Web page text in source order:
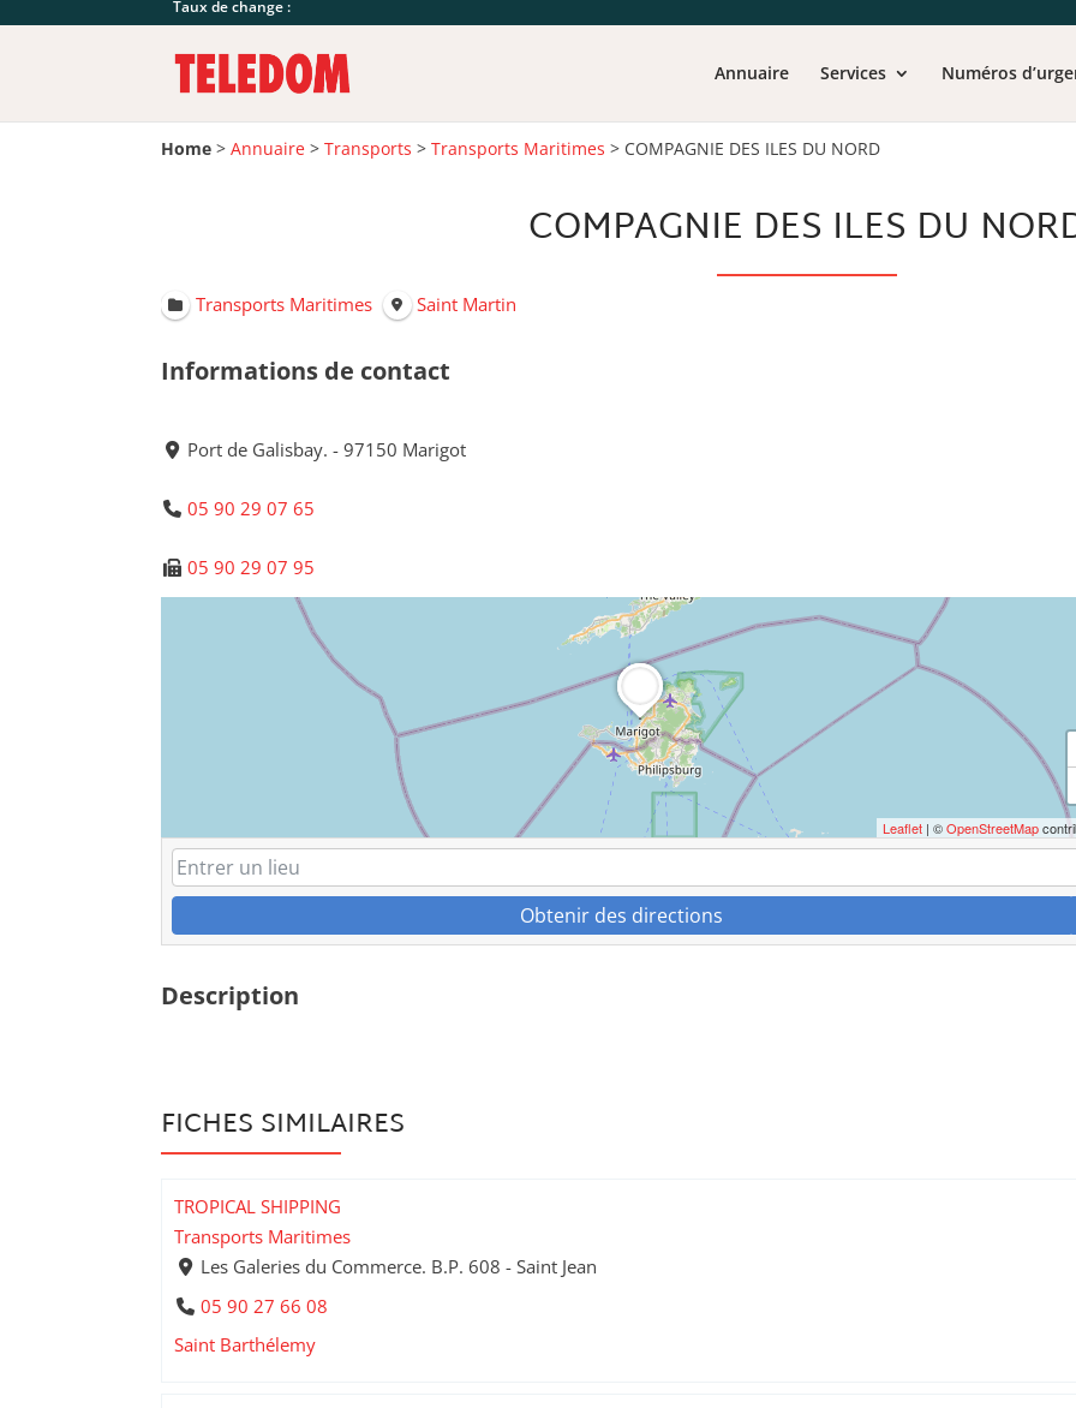
Taux de change :
Annuaire Services Numéros
Home >Annuaire >Transports >Transports Maritimes > COMPAGNIE DES ILES DU NORD
COMPAGNIE DES ILES DU
Transports Maritimes Saint Martin
Informations de contact
Port de Galisbay. - 97150 Marigot
05 90 29 07 65
05 90 29 07 95
Leaflet| ©OpenStreetMap
Obtenir des directions
Description
FICHES SIMILAIRES
TROPICAL SHIPPING
Transports Maritimes
Les Galeries du Commerce. B.P. 608 - Saint Jean
05 90 27 66 08
Saint Barthélemy